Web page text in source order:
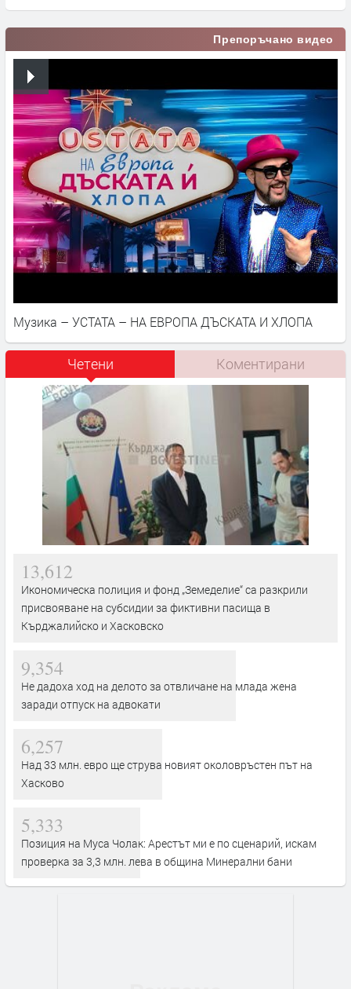
Препоръчано видео
Музика – УСТАТА – НА ЕВРОПА ДЪСКАТА И ХЛОПА
Четени Коментирани
13,612
Икономическа полиция и фонд „Земеделие“ са разкрили
присвояване на субсидии за фиктивни пасища в
Кърджалийско и Хасковско
9,354
Не дадоха ход на делото за отвличане на млада жена
заради отпуск на адвокати
6,257
Над 33 млн. евро ще струва новият околовръстен път на
Хасково
5,333
Позиция на Муса Чолак: Арестът ми е по сценарий, искам
проверка за 3,3 млн. лева в община Минерални бани